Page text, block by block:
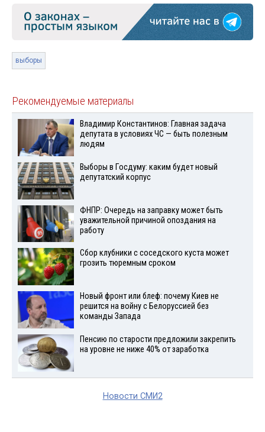
выборы
Рекомендуемые материалы
Владимир Константинов: Главная задача
депутата в условиях ЧС — быть полезным
людям
Выборы в Госдуму: каким будет новый
депутатский корпус
ФНПР: Очередь на заправку может быть
уважительной причиной опоздания на
работу
Сбор клубники с соседского куста может
грозить тюремным сроком
Новый фронт или блеф: почему Киев не
решится на войну с Белоруссией без
команды Запада
Пенсию по старости предложили закрепить
на уровне не ниже 40% от заработка
Новости СМИ2